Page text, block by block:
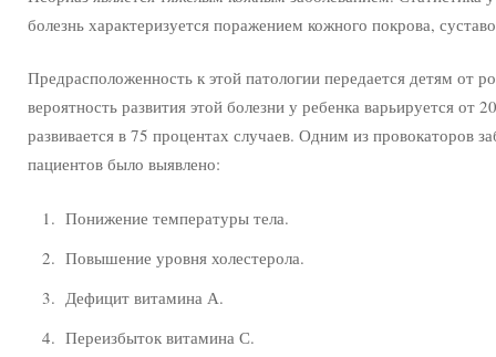
болезнь характеризуется поражением кожного покрова,
Предрасположенность к этой патологии передается детям от
вероятность развития этой болезни у ребенка варьируется
развивается в 75 процентах случаев. Одним из провокаторов
пациентов было выявлено:
Понижение температуры тела.
Повышение уровня холестерола.
Дефицит витамина А.
Переизбыток витамина С.